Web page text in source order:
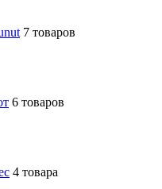
7 товаров
6 товаров
4 товара